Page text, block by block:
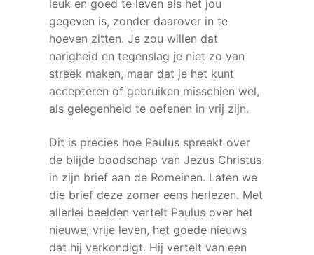
leuk en goed te leven als het jou
gegeven is, zonder daarover in te
hoeven zitten. Je zou willen dat
narigheid en tegenslag je niet zo van
streek maken, maar dat je het kunt
accepteren of gebruiken misschien wel,
als gelegenheid te oefenen in vrij zijn.
Dit is precies hoe Paulus spreekt over
de blijde boodschap van Jezus Christus
in zijn brief aan de Romeinen. Laten we
die brief deze zomer eens herlezen. Met
allerlei beelden vertelt Paulus over het
nieuwe, vrije leven, het goede nieuws
dat hij verkondigt. Hij vertelt van een